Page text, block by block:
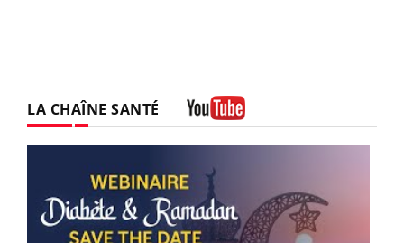
LA CHAÎNE SANTÉ